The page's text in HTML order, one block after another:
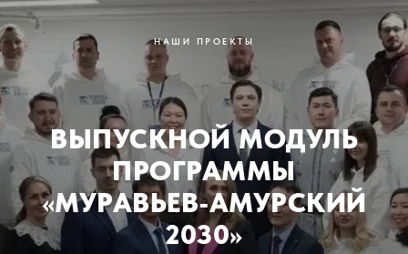
НАШИ ПРОЕКТЫ
ВЫПУСКНОЙ МОДУЛЬ
ПРОГРАММЫ
«МУРАВЬЕВ-АМУРСКИЙ
2030»